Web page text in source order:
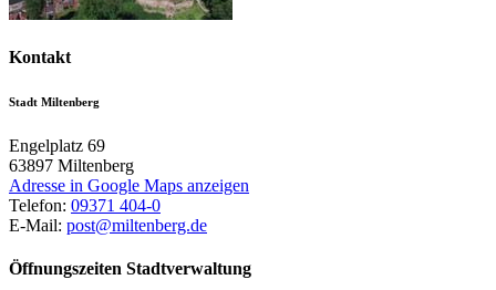
Kontakt
Stadt Miltenberg
Engelplatz 69
63897 Miltenberg
Adresse in Google Maps anzeigen
Telefon: 09371 404-0
E-Mail: post@miltenberg.de
Öffnungszeiten Stadtverwaltung